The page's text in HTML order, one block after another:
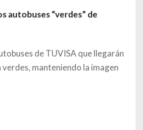
autobuses “verdes” de
de TUVISA que llegarán
manteniendo la imagen